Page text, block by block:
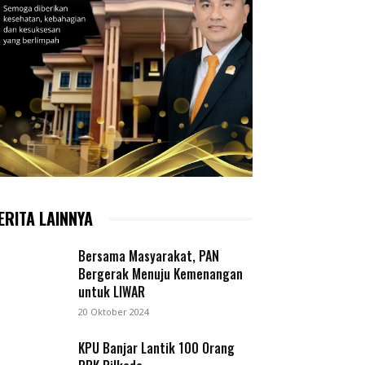
LAINNYA
Bersama Masyarakat, PAN
Bergerak Menuju Kemenangan
untuk LIWAR
20 Oktober 2024
KPU Banjar Lantik 100 Orang